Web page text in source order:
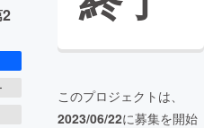
このプロジェクトは、
2023/06/22に募集を開始